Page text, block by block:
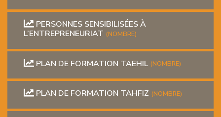
PERSONNES SENSIBILISÉES À
L’ENTREPRENEURIAT (NOMBRE)
PLAN DE FORMATION TAEHIL (NOMBRE)
PLAN DE FORMATION TAHFIZ (NOMBRE)